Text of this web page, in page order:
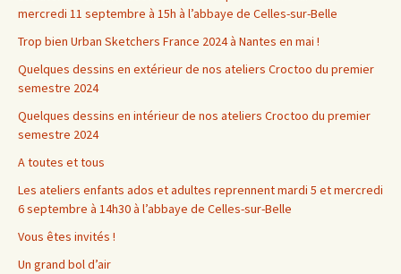
mercredi 11 septembre à 15h à l’abbaye de Celles-sur-Belle
Trop bien Urban Sketchers France 2024 à Nantes en mai !
Quelques dessins en extérieur de nos ateliers Croctoo du premier
semestre 2024
Quelques dessins en intérieur de nos ateliers Croctoo du premier
semestre 2024
A toutes et tous
Les ateliers enfants ados et adultes reprennent mardi 5 et mercredi
6 septembre à 14h30 à l’abbaye de Celles-sur-Belle
Vous êtes invités !
Un grand bol d’air